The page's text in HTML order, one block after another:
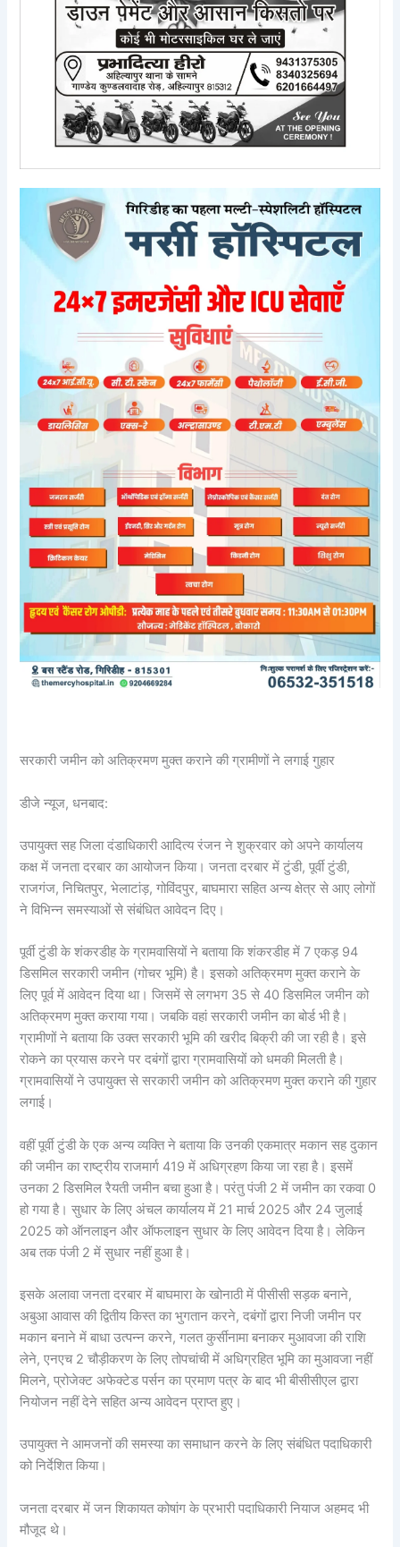
सरकारी जमीन को अतिक्रमण मुक्त कराने की ग्रामीणों ने लगाई गुहार
डीजे न्यूज, धनबाद:
उपायुक्त सह जिला दंडाधिकारी आदित्य रंजन ने शुक्रवार को अपने कार्यालय
कक्ष में जनता दरबार का आयोजन किया। जनता दरबार में टुंडी, पूर्वी टुंडी,
राजगंज, निचितपुर, भेलाटांड़, गोविंदपुर, बाघमारा सहित अन्य क्षेत्र से आए लोगों
ने विभिन्न समस्याओं से संबंधित आवेदन दिए।
पूर्वी टुंडी के शंकरडीह के ग्रामवासियों ने बताया कि शंकरडीह में 7 एकड़ 94
डिसमिल सरकारी जमीन (गोचर भूमि) है। इसको अतिक्रमण मुक्त कराने के
लिए पूर्व में आवेदन दिया था। जिसमें से लगभग 35 से 40 डिसमिल जमीन को
अतिक्रमण मुक्त कराया गया। जबकि वहां सरकारी जमीन का बोर्ड भी है।
ग्रामीणों ने बताया कि उक्त सरकारी भूमि की खरीद बिक्री की जा रही है। इसे
रोकने का प्रयास करने पर दबंगों द्वारा ग्रामवासियों को धमकी मिलती है।
ग्रामवासियों ने उपायुक्त से सरकारी जमीन को अतिक्रमण मुक्त कराने की गुहार
लगाई।
वहीं पूर्वी टुंडी के एक अन्य व्यक्ति ने बताया कि उनकी एकमात्र मकान सह दुकान
की जमीन का राष्ट्रीय राजमार्ग 419 में अधिग्रहण किया जा रहा है। इसमें
उनका 2 डिसमिल रैयती जमीन बचा हुआ है। परंतु पंजी 2 में जमीन का रकवा 0
हो गया है। सुधार के लिए अंचल कार्यालय में 21 मार्च 2025 और 24 जुलाई
2025 को ऑनलाइन और ऑफलाइन सुधार के लिए आवेदन दिया है। लेकिन
अब तक पंजी 2 में सुधार नहीं हुआ है।
इसके अलावा जनता दरबार में बाघमारा के खोनाठी में पीसीसी सड़क बनाने,
अबुआ आवास की द्वितीय किस्त का भुगतान करने, दबंगों द्वारा निजी जमीन पर
मकान बनाने में बाधा उत्पन्न करने, गलत कुर्सीनामा बनाकर मुआवजा की राशि
लेने, एनएच 2 चौड़ीकरण के लिए तोपचांची में अधिग्रहित भूमि का मुआवजा नहीं
मिलने, प्रोजेक्ट अफेक्टेड पर्सन का प्रमाण पत्र के बाद भी बीसीसीएल द्वारा
नियोजन नहीं देने सहित अन्य आवेदन प्राप्त हुए।
उपायुक्त ने आमजनों की समस्या का समाधान करने के लिए संबंधित पदाधिकारी
को निर्देशित किया।
जनता दरबार में जन शिकायत कोषांग के प्रभारी पदाधिकारी नियाज अहमद भी
मौजूद थे।